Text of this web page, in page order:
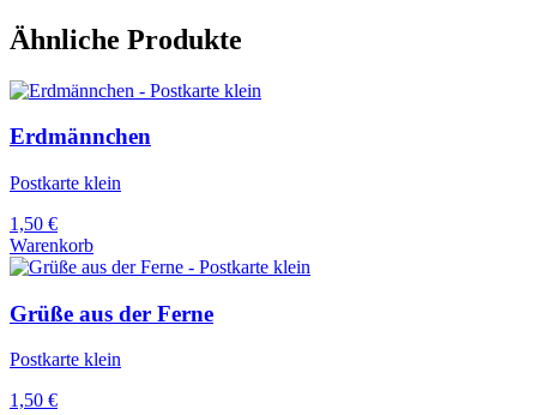
Ähnliche Produkte
Erdmännchen
Postkarte klein
1,50 €
Warenkorb
Grüße aus der Ferne
Postkarte klein
1,50 €